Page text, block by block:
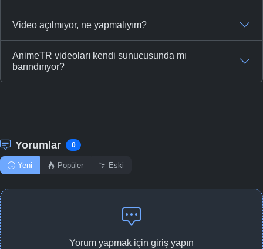
Video açılmıyor, ne yapmalıyım?
AnimeTR videoları kendi sunucusunda mı
barındırıyor?
Yorumlar 0
Yeni Popüler Eski
Yorum yapmak için giriş yapın